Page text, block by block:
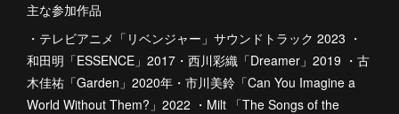
主な参加作品
・テレビアニメ「リベンジャー」サウンドトラック 2023 ・
和田明「ESSENCE」2017・西川彩織「Dreamer」2019 ・古
木佳祐「Garden」2020年・市川美鈴「Can You Imagine a
World Without Them?」2022 ・Milt 「The Songs of the